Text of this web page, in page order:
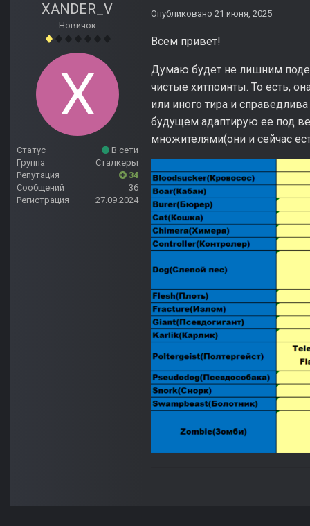
XANDER_V
Новичок
Статус
В сети
Группа
Сталкеры
Репутация
34
Сообщений
36
Регистрация
27.09.2024
Опубликовано 21 июня, 2025
Всем привет!
Думаю будет не лишним
чистые хитпоинты. То есть,
или иного тира и
будущем адаптирую ее под
множителями(они и сейчас